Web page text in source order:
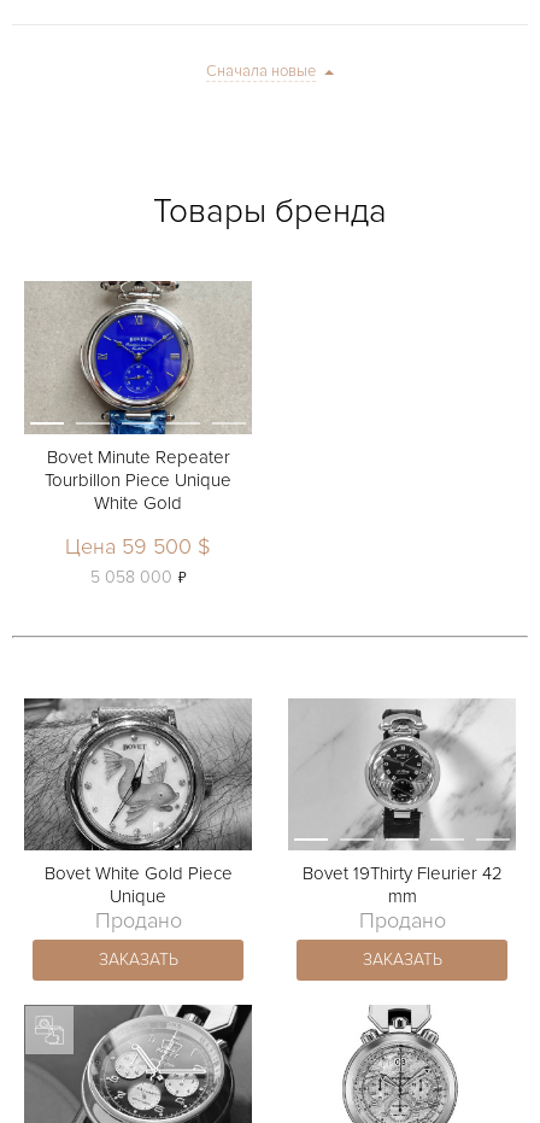
Сначала новые
Товары бренда
Bovet Minute Repeater
Tourbillon Piece Unique
White Gold
Цена 59 500 $
5 058 000 ь
Bovet White Gold Piece
Unique
Продано
ЗАКАЗАТЬ
Bovet 19Thirty Fleurier 42
mm
Продано
ЗАКАЗАТЬ